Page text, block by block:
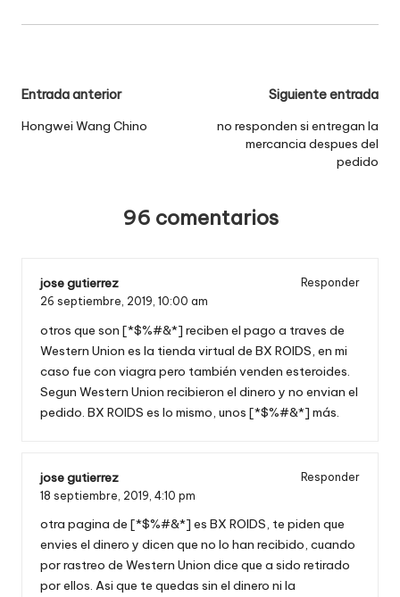
Navegación
de
Entrada anterior
Hongwei Wang Chino
Siguiente entrada
no responden si entregan la
mercancia despues del
pedido
96 comentarios
jose gutierrez
Responder
26 septiembre, 2019, 10:00 am
otros que son [*$%#&*] reciben el pago a traves de
Western Union es la tienda virtual de BX ROIDS, en mi
caso fue con viagra pero también venden esteroides.
Segun Western Union recibieron el dinero y no envian el
pedido. BX ROIDS es lo mismo, unos [*$%#&*] más.
jose gutierrez
Responder
18 septiembre, 2019, 4:10 pm
otra pagina de [*$%#&*] es BX ROIDS, te piden que
envies el dinero y dicen que no lo han recibido, cuando
por rastreo de Western Union dice que a sido retirado
por ellos. Asi que te quedas sin el dinero ni la